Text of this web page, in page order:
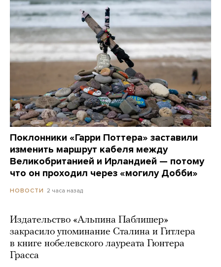
Поклонники «Гарри Поттера» заставили
изменить маршрут кабеля между
Великобританией и Ирландией — потому
что он проходил через «могилу Добби»
НОВОСТИ 2 часа назад
Издательство «Альпина Паблишер»
закрасило упоминание Сталина и Гитлера
в книге нобелевского лауреата Гюнтера
Грасса